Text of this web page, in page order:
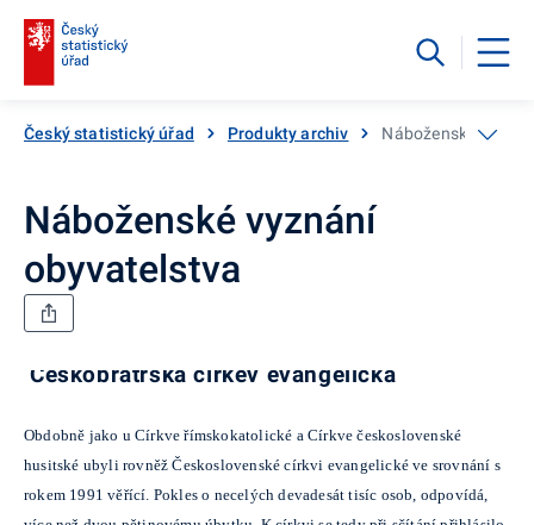
Český statistický úřad Produkty archiv Náboženské
Náboženské vyznání
obyvatelstva
Českobratrská církev evangelická
Obdobně jako u Církve římskokatolické a Církve československé
husitské ubyli rovněž Československé církvi evangelické ve srovnání s
rokem 1991 věřící. Pokles o necelých devadesát tisíc osob, odpovídá,